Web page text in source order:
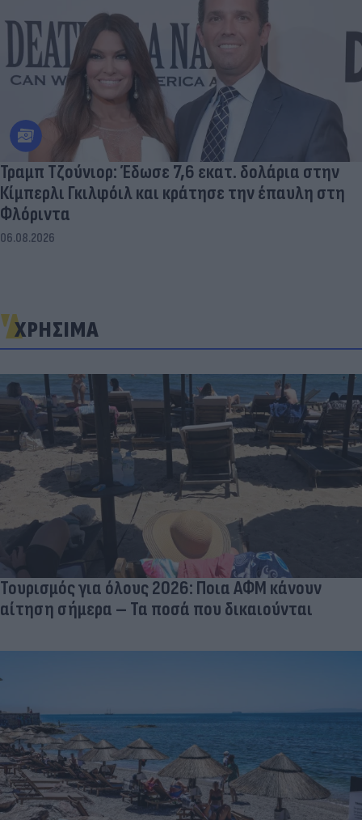
Τραμπ Τζούνιορ: Έδωσε 7,6 εκατ. δολάρια στην
Κίμπερλι Γκιλφόιλ και κράτησε την έπαυλη στη
Φλόριντα
06.08.2026
ΧΡΗΣΙΜΑ
Τουρισμός για όλους 2026: Ποια ΑΦΜ κάνουν
αίτηση σήμερα – Τα ποσά που δικαιούνται